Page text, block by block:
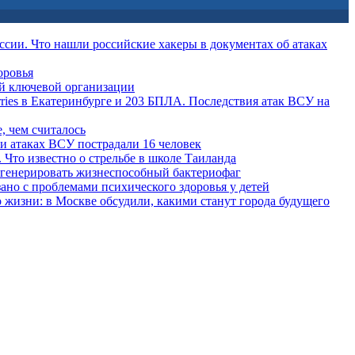
Что нашли российские хакеры в документах об атаках
ключевой организации
в Екатеринбурге и 203 БПЛА. Последствия атак ВСУ на
чем считалось
атаках ВСУ пострадали 16 человек
известно о стрельбе в школе Таиланда
жизнеспособный бактериофаг
с проблемами психического здоровья у детей
в Москве обсудили, какими станут города будущего